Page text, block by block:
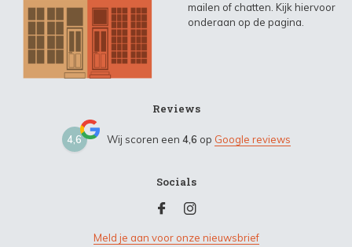
mailen of chatten. Kijk hiervoor
onderaan op de pagina.
Reviews
4,6 Wij scoren een 4,6 op Google reviews
Socials
Meld je aan voor onze nieuwsbrief